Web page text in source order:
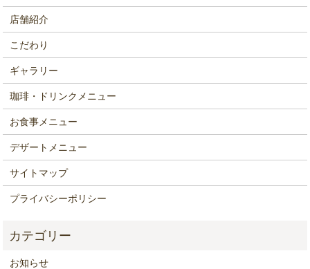
店舗紹介
こだわり
ギャラリー
珈琲・ドリンクメニュー
お食事メニュー
デザートメニュー
サイトマップ
プライバシーポリシー
お知らせ